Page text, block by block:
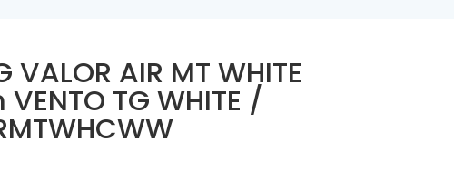
VALOR AIR MT WHITE
TG WHITE /